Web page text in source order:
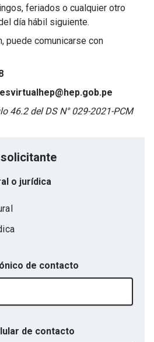
feriados o cualquier otro
día hábil siguiente.
puede comunicarse con
46.2 del DS N° 029-2021-PCM
o jurídica
de contacto
de contacto